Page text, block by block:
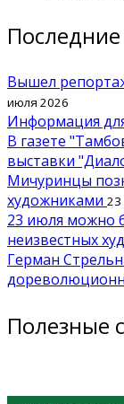
Вышел
июля 2026
Информация
В газете
выставки
Мичуринцы
художниками 23
23 июля можно
неизвестных
Герман
Полезные